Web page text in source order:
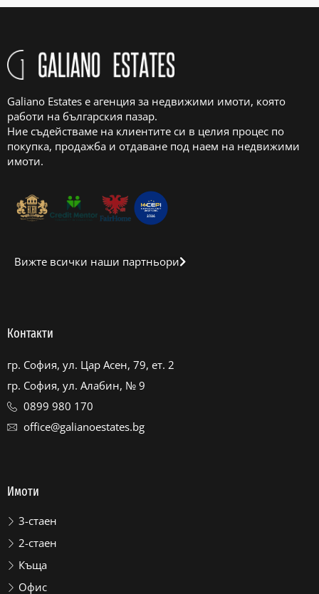
Galiano Estates е агенция за недвижими имоти, която
работи на българския пазар.
Ние съдействаме на клиентите си в целия процес по
покупка, продажба и отдаване под наем на недвижими
имоти.
Вижте всички наши партньори
Контакти
гр. София, ул. Цар Асен, 79, ет. 2
гр. София, ул. Алабин, № 9
0899 980 170
office@galianoestates.bg
Имоти
3-стаен
2-стаен
Къща
Офис